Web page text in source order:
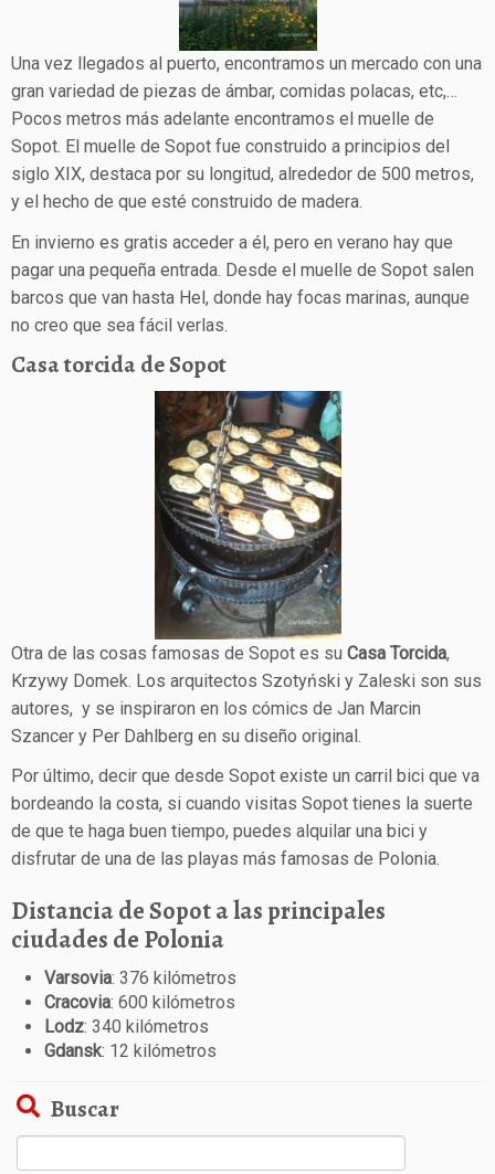
Una vez llegados al puerto, encontramos un mercado con una
gran variedad de piezas de ámbar, comidas polacas, etc,…
Pocos metros más adelante encontramos el muelle de
Sopot. El muelle de Sopot fue construido a principios del
siglo XIX, destaca por su longitud, alrededor de 500 metros,
y el hecho de que esté construido de madera.
En invierno es gratis acceder a él, pero en verano hay que
pagar una pequeña entrada. Desde el muelle de Sopot salen
barcos que van hasta Hel, donde hay focas marinas, aunque
no creo que sea fácil verlas.
Casa torcida de Sopot
Otra de las cosas famosas de Sopot es su Casa Torcida,
Krzywy Domek. Los arquitectos Szotyński y Zaleski son sus
autores, y se inspiraron en los cómics de Jan Marcin
Szancer y Per Dahlberg en su diseño original.
Por último, decir que desde Sopot existe un carril bici que va
bordeando la costa, si cuando visitas Sopot tienes la suerte
de que te haga buen tiempo, puedes alquilar una bici y
disfrutar de una de las playas más famosas de Polonia.
Distancia de Sopot a las principales
ciudades de Polonia
Varsovia: 376 kilómetros
Cracovia: 600 kilómetros
Lodz: 340 kilómetros
Gdansk: 12 kilómetros
Buscar